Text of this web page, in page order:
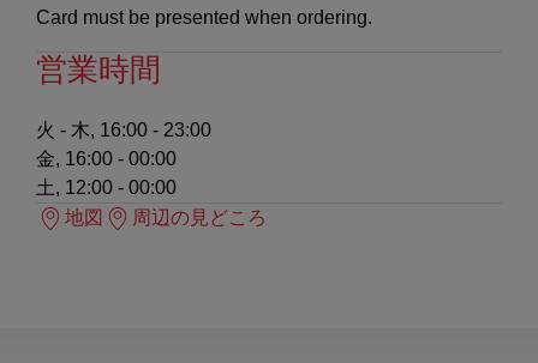
Card must be presented when ordering.
営業時間
火 - 木, 16:00 - 23:00
金, 16:00 - 00:00
土, 12:00 - 00:00
地図
周辺の見どころ